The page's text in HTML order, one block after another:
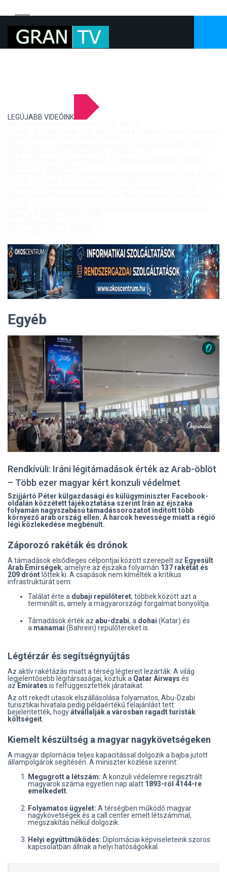
LEGÚJABB VIDEÓINK
Egyéb
Rendkívüli: Iráni légitámadások érték az Arab-öblöt
– Több ezer magyar kért konzuli védelmet
Szijjártó Péter külgazdasági és külügyminiszter Facebook-
oldalán közzétett tájékoztatása szerint Irán az éjszaka
folyamán nagyszabású támadássorozatot indított több
környező arab ország ellen. A harcok hevessége miatt a régió
légi közlekedése megbénult.
Záporozó rakéták és drónok
A támadások elsődleges célpontjai között szerepelt az Egyesült
Arab Emírségek, amelyre az éjszaka folyamán 137 rakétát és
209 drónt lőttek ki. A csapások nem kímélték a kritikus
infrastruktúrát sem:
Találat érte a dubaji repülőteret, többek között azt a
terminált is, amely a magyarországi forgalmat bonyolítja.
Támadások érték az abu-dzabi, a dohai (Katar) és
a manamai (Bahrein) repülőtereket is.
Légtérzár és segítségnyújtás
Az aktív rakétázás miatt a térség légtereit lezárták. A világ
legjelentősebb légitársaságai, köztük a Qatar Airways és
az Emirates is felfüggesztették járataikat.
Az ott rekedt utasok elszállásolása folyamatos, Abu-Dzabi
turisztikai hivatala pedig példaértékű felajánlást tett:
bejelentették, hogyátvállalják a városban ragadt turisták
költségeit
Kiemelt készültség a magyar nagykövetségeken
A magyar diplomácia teljes kapacitással dolgozik a bajba jutott
állampolgárok segítésén. A miniszter közlése szerint:
Megugrott a létszám: A konzuli védelemre regisztrált
magyarok száma egyetlen nap alatt 1893-ról 4144-re
emelkedett
Folyamatos ügyelet: A térségben működő magyar
nagykövetségek és a call center emelt létszámmal,
megszakítás nélkül dolgozik.
Helyi együttműködés: Diplomáciai képviseleteink szoros
kapcsolatban állnak a helyi hatóságokkal.